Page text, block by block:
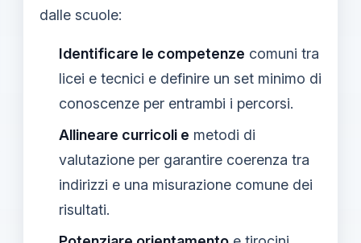
dalle scuole:
Identificare le competenze comuni tra
licei e tecnici e definire un set minimo di
conoscenze per entrambi i percorsi.
Allineare curricoli e metodi di
valutazione per garantire coerenza tra
indirizzi e una misurazione comune dei
risultati.